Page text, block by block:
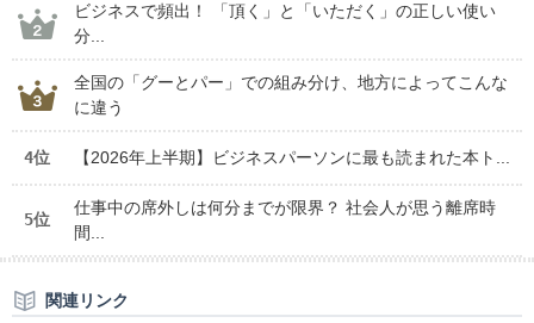
ビジネスで頻出！ 「頂く」と「いただく」の正しい使い
分...
全国の「グーとパー」での組み分け、地方によってこんな
に違う
4位 【2026年上半期】ビジネスパーソンに最も読まれた本ト...
5位
仕事中の席外しは何分までが限界？ 社会人が思う離席時
間...
関連リンク